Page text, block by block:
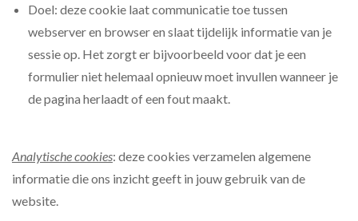
Doel: deze cookie laat communicatie toe tussen
webserver en browser en slaat tijdelijk informatie van je
sessie op. Het zorgt er bijvoorbeeld voor dat je een
formulier niet helemaal opnieuw moet invullen wanneer je
de pagina herlaadt of een fout maakt.
Analytische cookies: deze cookies verzamelen algemene
informatie die ons inzicht geeft in jouw gebruik van de
website.